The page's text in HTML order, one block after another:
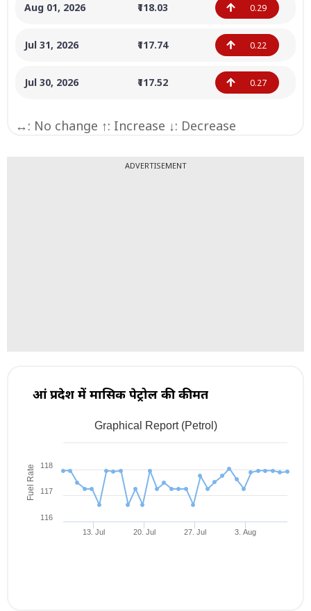
Aug 01, 2026 ₹118.03 0.29
Jul 31, 2026 ₹117.74 0.22
Jul 30, 2026 ₹117.52 0.27
↔: No change ↑: Increase ↓: Decrease
ADVERTISEMENT
आंध्र प्रदेश में मासिक पेट्रोल की कीमत
Fuel Rate
Graphical Report (Petrol)
13. Jul 20. Jul 27. Jul 3. Aug
117
118
116
Jul 8, 2026